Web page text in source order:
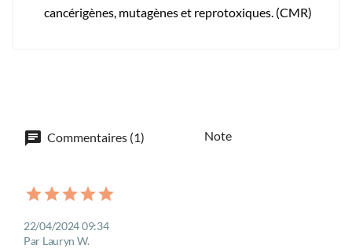
cancérigènes, mutagènes et reprotoxiques. (CMR)
Commentaires (1) Note
22/04/2024 09:34
Par Lauryn W.